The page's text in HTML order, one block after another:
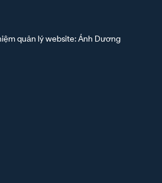
quản lý website: Ánh Dương